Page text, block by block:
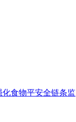
食物平安全链条监